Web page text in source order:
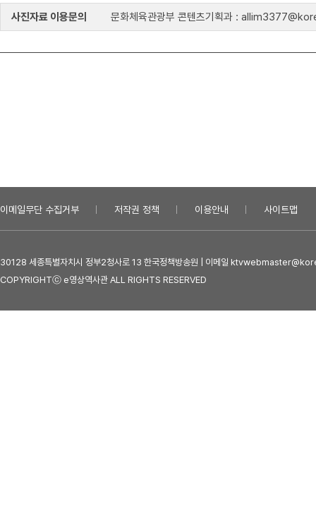
사진자료 이용문의 문화체육관광부 콘텐츠기획과 :
이메일무단 수집거부 저작권 정책 이용안내 사이트맵
30128 세종특별자치시 정부2청사로 13 한국정책방송원 | 이메일
COPYRIGHTⓒ e영상역사관 ALL RIGHTS RESERVED